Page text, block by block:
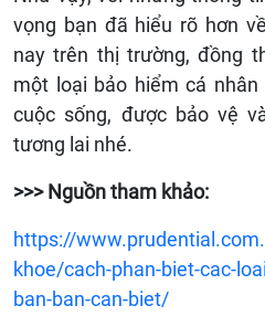
vọng bạn đã hiểu rõ hơn
nay trên thị trường, đồng
một loại bảo hiểm cá
cuộc sống, được bảo vệ
tương lai nhé.
>>> Nguồn tham khảo:
https://
khoe/cach-phan-biet-cac-
ban-ban-can-biet/